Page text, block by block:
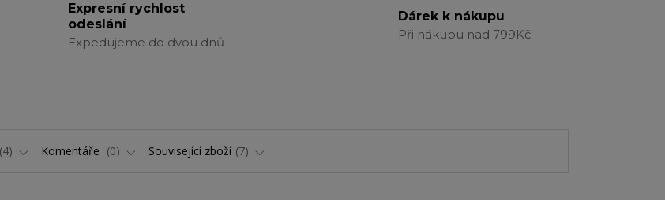
Expresní rychlost
odeslání
Expedujeme do dvou dnů
Dárek k nákupu
Při nákupu nad 799Kč
4 Komentáře 0 Související zboží 7